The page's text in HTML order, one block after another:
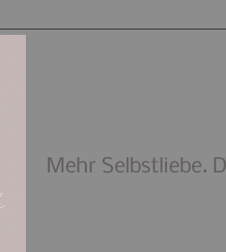
Mehr Selbstliebe.